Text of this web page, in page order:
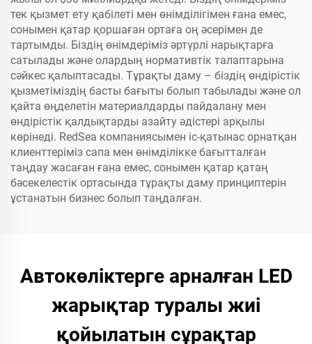
тек қызмет ету қабілеті мен өнімділігімен ғана емес,
сонымен қатар қоршаған ортаға оң әсерімен де
тартымды. Біздің өнімдеріміз әртүрлі нарықтарға
сатылады және олардың нормативтік талаптарына
сәйкес қалыптасады. Тұрақты даму – біздің өндірістік
қызметіміздің басты бағыты болып табылады және ол
қайта өңделетін материалдарды пайдалану мен
өндірістік қалдықтарды азайту әдістері арқылы
көрінеді. RedSea компаниясымен іс-қатынас орнатқан
клиенттеріміз сапа мен өнімділікке бағытталған
таңдау жасаған ғана емес, сонымен қатар қатаң
бәсекелестік ортасында тұрақты даму принциптерін
ұстанатын бизнес болып таңдалған.
Автокөліктерге арналған LED
жарықтар туралы жиі
қойылатын сұрақтар